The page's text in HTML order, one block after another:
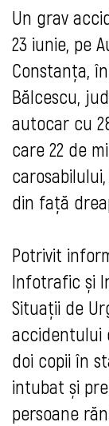
Un grav
23 iunie, pe
Constanța,
Bălcescu,
autocar cu
care 22 de
din față
Potrivit
Infotrafic și
Situații de
accidentului
doi copii în
intubat și
persoane